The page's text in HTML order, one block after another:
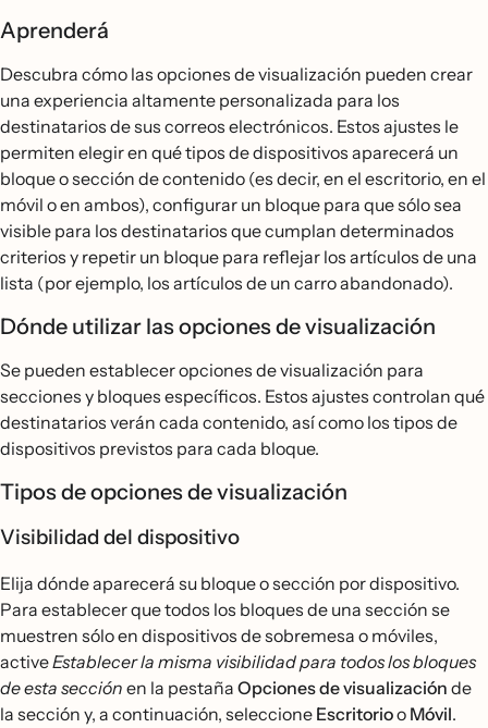
Aprenderá
Descubra cómo las opciones de visualización pueden crear
una experiencia altamente personalizada para los
destinatarios de sus correos electrónicos. Estos ajustes le
permiten elegir en qué tipos de dispositivos aparecerá un
bloque o sección de contenido (es decir, en el escritorio, en el
móvil o en ambos), configurar un bloque para que sólo sea
visible para los destinatarios que cumplan determinados
criterios y repetir un bloque para reflejar los artículos de una
lista (por ejemplo, los artículos de un carro abandonado).
Dónde utilizar las opciones de visualización
Se pueden establecer opciones de visualización para
secciones y bloques específicos. Estos ajustes controlan qué
destinatarios verán cada contenido, así como los tipos de
dispositivos previstos para cada bloque.
Tipos de opciones de visualización
Visibilidad del dispositivo
Elija dónde aparecerá su bloque o sección por dispositivo.
Para establecer que todos los bloques de una sección se
muestren sólo en dispositivos de sobremesa o móviles,
activeEstablecer la misma visibilidad para todos los bloques
de esta sección en la pestaña Opciones de visualización de
la sección y, a continuación, seleccione Escritorioo Móvil.